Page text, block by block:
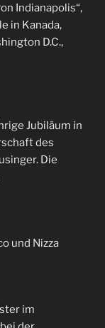
Indianapolis“,
in Kanada,
D.C.,
Jubiläum in
des
Die
und Nizza
im